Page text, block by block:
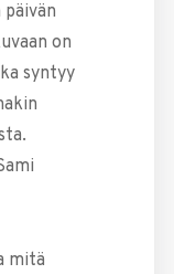
on
syntyy
mitä